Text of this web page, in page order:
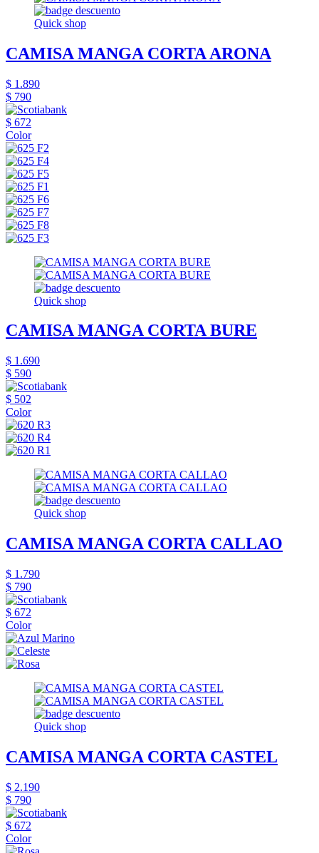
Quick shop
CAMISA MANGA CORTA ARONA
$ 1.890
$ 790
$ 672
Color
Quick shop
CAMISA MANGA CORTA BURE
$ 1.690
$ 590
$ 502
Color
Quick shop
CAMISA MANGA CORTA CALLAO
$ 1.790
$ 790
$ 672
Color
Quick shop
CAMISA MANGA CORTA CASTEL
$ 2.190
$ 790
$ 672
Color